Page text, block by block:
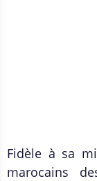
Fidèle à sa
marocains